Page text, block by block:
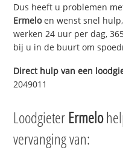
Dus heeft u problemen
Ermeloen wenst snel
werken 24 uur per dag,
bij u in de buurt om
Direct hulp van een
2049011
Loodgieter Ermelo
vervanging van: